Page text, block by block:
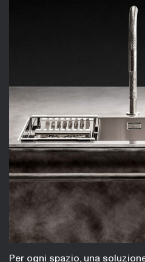
Per ogni spazio, una